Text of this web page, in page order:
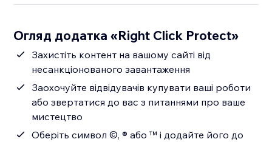
Огляд додатка «Right Click Protect»
Захистіть контент на вашому сайті від
несанкціонованого завантаження
Заохочуйте відвідувачів купувати ваші роботи
або звертатися до вас з питаннями про ваше
мистецтво
Оберіть символ ©, ® або ™ і додайте його до